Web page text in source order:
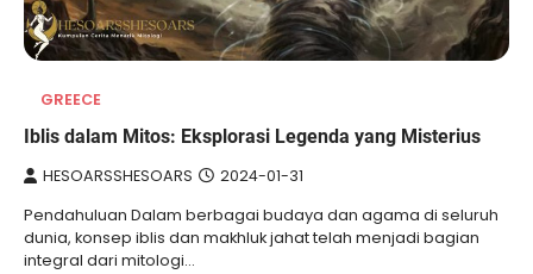
GREECE
Iblis dalam Mitos: Eksplorasi Legenda yang Misterius
HESOARSSHESOARS 2024-01-31
Pendahuluan Dalam berbagai budaya dan agama di seluruh
dunia, konsep iblis dan makhluk jahat telah menjadi bagian
integral dari mitologi…